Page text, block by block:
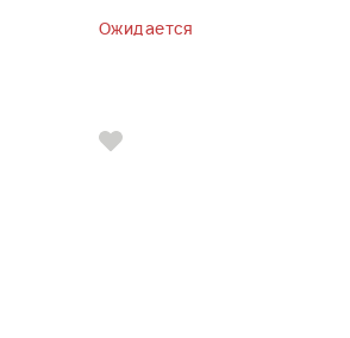
Ожидается